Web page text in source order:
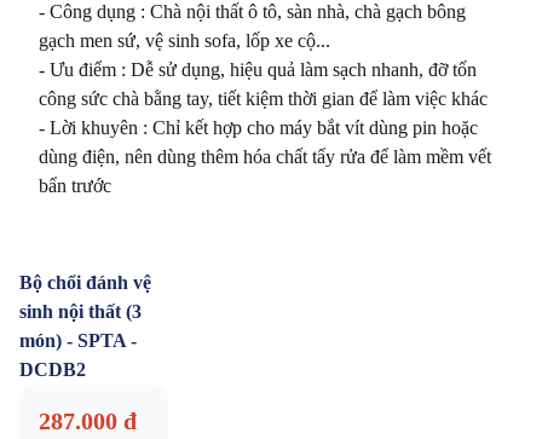
- Công dụng : Chà nội thất ô tô, sàn nhà, chà gạch bông
gạch men sứ, vệ sinh sofa, lốp xe cộ...
- Ưu điểm : Dễ sử dụng, hiệu quả làm sạch nhanh, đỡ tốn
công sức chà bằng tay, tiết kiệm thời gian để làm việc khác
- Lời khuyên : Chỉ kết hợp cho máy bắt vít dùng pin hoặc
dùng điện, nên dùng thêm hóa chất tẩy rửa để làm mềm vết
bẩn trước
Bộ chổi đánh vệ
sinh nội thất (3
món) - SPTA -
DCDB2
287.000 đ